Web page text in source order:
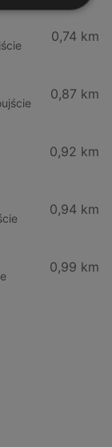
0,74 km
0,87 km
0,92 km
0,94 km
0,99 km